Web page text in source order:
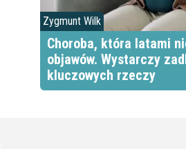
Zygmunt Wilk
Choroba, która latami
objawów. Wystarczy
kluczowych rzeczy